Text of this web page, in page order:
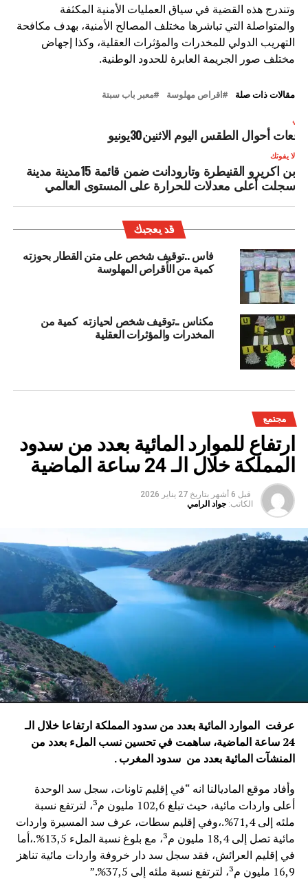
وتندرج هذه القضية في سياق العمليات الأمنية المكثفة
والمتواصلة التي تباشرها مختلف المصالح الأمنية، بهدف مكافحة
التهريب الدولي للمخدرات والمؤثرات العقلية، وكذا إجهاض
مختلف صور الجريمة العابرة للحدود الوطنية.
مقالات ذات صلة اقراص مهلوسة معبر باب سبتة
أحوال الطقس اليوم الاثنين30يونيو
لا يفوتك
بن اكريرو القنيطرة وتارودانت ضمن قائمة 15مدينة مدينة
سجلت أعلى معدلات للحرارة على المستوى العالمي
قد يعجبك
فاس ..توقيف شخص على متن القطار بحوزته
كمية من الأقراص المهلوسة
مكناس ..توقيف شخص لحيازته كمية من
المخدرات والمؤثرات العقلية
مجتمع
ارتفاع للموارد المائية بعدد من سدود
المملكة خلال الـ 24 ساعة الماضية
قبل 6 أشهر بتاريخ 27 يناير 2026
الكاتب: جواد الرامي
عرفت الموارد المائية بعدد من سدود المملكة ارتفاعا خلال الـ
24 ساعة الماضية، ساهمت في تحسين نسب الملء بعدد من
المنشآت المائية بعدد من سدود المغرب .
وأفاد موقع الماديالنا انه “في إقليم تاونات، سجل سد الوحدة
أعلى واردات مائية، حيث تبلغ 102,6 مليون م³، لترتفع نسبة
ملئه إلى 71,4%.،وفي إقليم سطات، عرف سد المسيرة واردات
مائية تصل إلى 18,4 مليون م³، مع بلوغ نسبة الملء 13,5%.،أما
في إقليم العرائش، فقد سجل سد دار خروفة واردات مائية تناهز
16,9 مليون م³، لترتفع نسبة ملئه إلى 37,5%.”